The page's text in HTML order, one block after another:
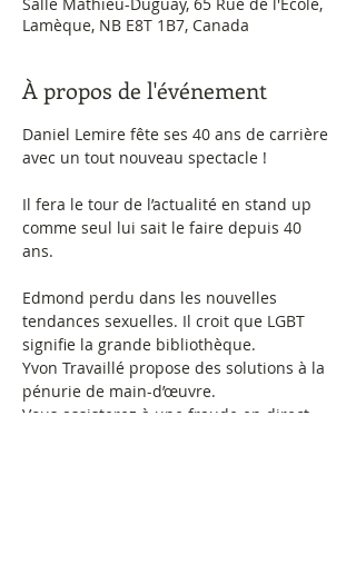
Lamèque, NB E8T 1B7, Canada
À propos de l'événement
Daniel Lemire fête ses 40 ans de carrière
avec un tout nouveau spectacle !
Il fera le tour de l’actualité en stand up
comme seul lui sait le faire depuis 40
ans.
Edmond perdu dans les nouvelles
tendances sexuelles. Il croit que LGBT
signifie la grande bibliothèque.
Yvon Travaillé propose des solutions à la
pénurie de main-d’œuvre.
Vous assisterez à une fraude en direct.